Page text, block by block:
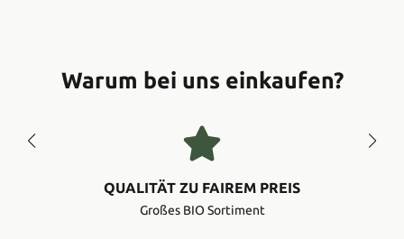
Warum bei uns einkaufen?
QUALITÄT ZU FAIREM PREIS
Großes BIO Sortiment